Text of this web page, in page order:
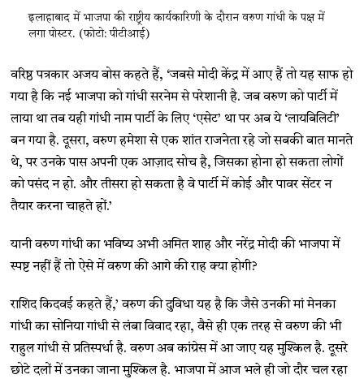
इलाहाबाद में भाजपा की राष्ट्रीय कार्यकारिणी के दौरान वरुण गांधी के पक्ष में
लगा पोस्टर. (फोटो: पीटीआई)
वरिष्ठ पत्रकार अजय बोस कहते हैं, ‘जबसे मोदी केंद्र में आए हैं तो यह साफ हो
गया है कि नई भाजपा को गांधी सरनेम से परेशानी है. जब वरुण को पार्टी में
लाया था तब यही गांधी नाम पार्टी के लिए ‘एसेट’ था पर अब ये ‘लायबिलिटी’
बन गया है. दूसरा, वरुण हमेशा से एक शांत राजनेता रहे जो सबकी बात मानते
थे, पर उनके पास अपनी एक आज़ाद सोच है, जिसका होना हो सकता लोगों
को पसंद न हो. और तीसरा हो सकता है वे पार्टी में कोई और पावर सेंटर न
तैयार करना चाहते हों.’
यानी वरुण गांधी का भविष्य अभी अमित शाह और नरेंद्र मोदी की भाजपा में
स्पष्ट नहीं हैं तो ऐसे में वरुण की आगे की राह क्या होगी?
राशिद किदवई कहते हैं,’ वरुण की दुविधा यह है कि जैसे उनकी मां मेनका
गांधी का सोनिया गांधी से लंबा विवाद रहा, वैसे ही एक तरह से वरुण की भी
राहुल गांधी से प्रतिस्पर्धा है. वरुण अब कांग्रेस में आ जाए यह मुश्किल है. दूसरे
छोटे दलों में उनका जाना मुश्किल है. भाजपा में आज भले ही जो दौर चल रहा